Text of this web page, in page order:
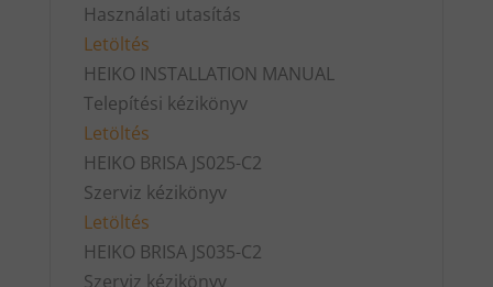
Használati utasítás
Letöltés
HEIKO INSTALLATION MANUAL
Telepítési kézikönyv
Letöltés
HEIKO BRISA JS025-C2
Szerviz kézikönyv
Letöltés
HEIKO BRISA JS035-C2
Szerviz kézikönyv